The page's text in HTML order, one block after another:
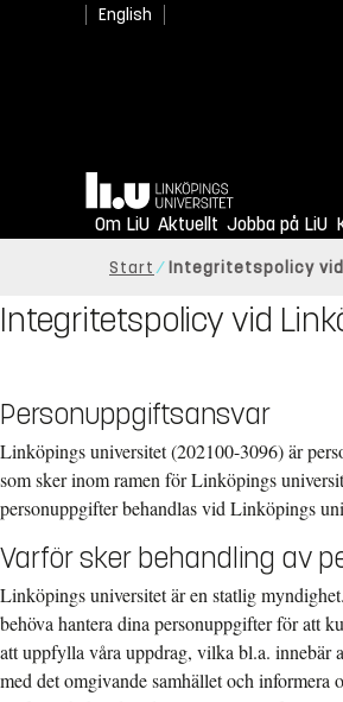
English
Hem
Om LiU Aktuellt Jobba på LiU
Start Integritetspolicy
Integritetspolicy vid
Personuppgiftsansvar
Linköpings universitet (202100-3096) är
som sker inom ramen för Linköpings
personuppgifter behandlas vid Linköpings
Varför sker behandling av
Linköpings universitet är en statlig
behöva hantera dina personuppgifter för att
att uppfylla våra uppdrag, vilka bl.a. innebär
med det omgivande samhället och informera